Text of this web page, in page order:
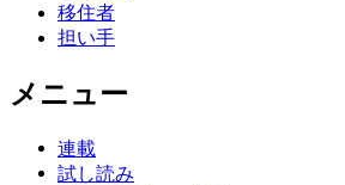
移住者
担い手
メニュー
連載
試し読み